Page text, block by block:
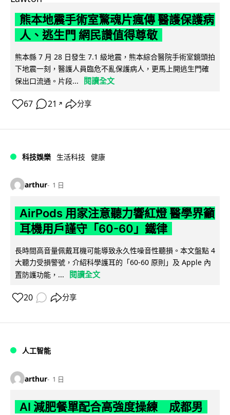
熊本地震手術室驚魂片瘋傳 醫護保護病
人、逃生門 網民讚值得尊敬
熊本縣 7 月 28 日發生 7.1 級地震，熊本綜合醫院手術室鏡頭拍
下地震一刻，醫護人員臨危不亂保護病人，更馬上開逃生門確
保出口流通。片段...
閱讀全文
67 21 ↗ 分享
科技娛樂 生活科技 健康
arthur 1 日
AirPods 用家注意聽力響紅燈 醫學界籲
耳機用戶謹守「60-60」鐵律
長時間高音量佩戴耳機可能導致永久性噪音性聽損。本文盤點 4
大聽力受損警號，介紹科學護耳的「60-60 原則」及 Apple 內
置防護功能，...
閱讀全文
20 分享
人工智能
arthur 1 日
AI 減肥餐單配合高強度操練 成都男